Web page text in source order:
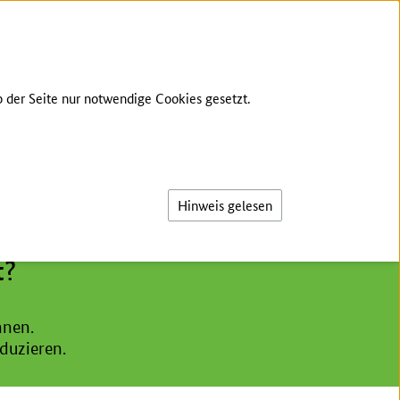
Seite nur notwendige Cookies gesetzt.
Hinweis gelesen